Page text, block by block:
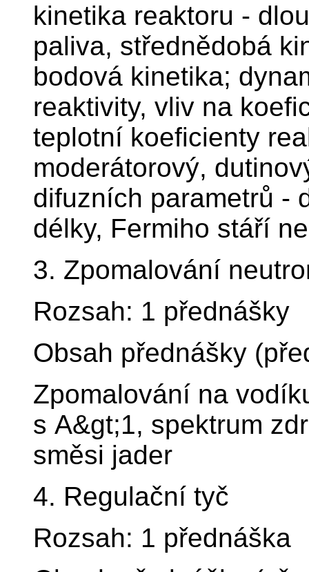
kinetika reaktoru -
paliva, střednědobá
bodová kinetika;
reaktivity, vliv na
teplotní koeficienty
moderátorový,
difuzních parametrů -
délky, Fermiho stáří
3. Zpomalování
Rozsah: 1 přednášky
Obsah přednášky
Zpomalování na
s A&gt;1, spektrum
směsi jader
4. Regulační tyč
Rozsah: 1 přednáška